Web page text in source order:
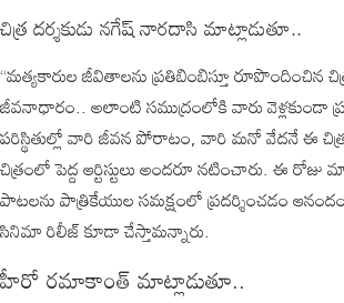
చిత్ర దర్శకుడు నగేష్ నారదాసి మాట్లాడుతూ..
“మత్యకారుల జీవితాలను ప్రతిబింబిస్తూ రూపొందించిన
జీవనాధారం.. అలాంటి సముద్రంలోకి వారు వెళ్లకుండా
పరిస్థితుల్లో వారి జీవన పోరాటం, వారి మనో వేదనే ఈ
చిత్రంలో పెద్ద ఆర్టిస్టులు అందరూ నటించారు. ఈ రోజు
పాటలను పాత్రికేయుల సమక్షంలో ప్రదర్శించడం
సినిమా రిలీజ్ కూడా చేస్తామన్నారు.
హీరో రమాకాంత్ మాట్లాడుతూ..